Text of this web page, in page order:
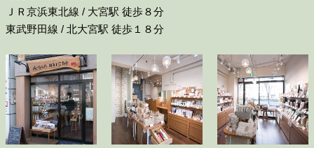
ＪＲ京浜東北線 / 大宮駅 徒歩８分
東武野田線 / 北大宮駅 徒歩１８分